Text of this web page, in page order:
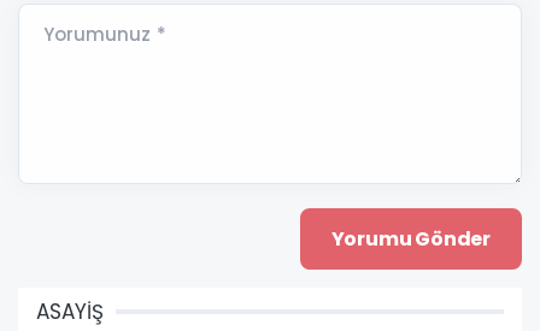
Yorumunuz *
ASAYİŞ